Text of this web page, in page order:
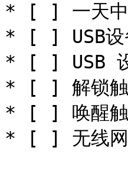
* [ ] 一天中
* [ ] USB设
* [ ] USB
* [ ] 解锁触
* [ ] 唤醒触